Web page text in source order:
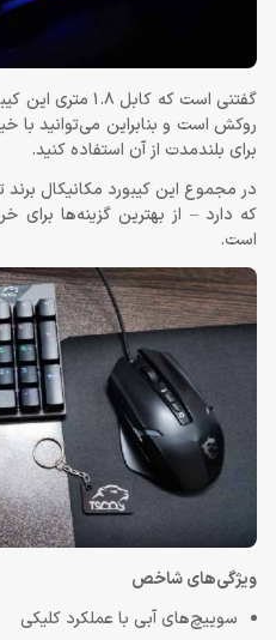
گفتنی است که
روکش است و بنابراین می‌توانید با
برای بلندمدت از آن استفاده کنید.
در مجموع این کیبورد مکانیکال برند
که دارد – از بهترین گزینه‌ها برای
است.
ویژگی‌های شاخص
سوییچ‌های آبی با عملکرد کلیکی